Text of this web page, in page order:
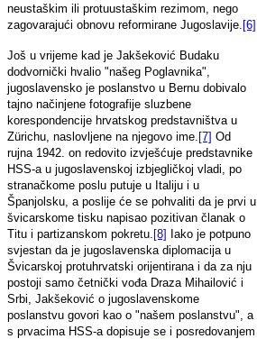
neustaškim ili protuustaškim rezimom, nego
zagovarajući obnovu reformirane Jugoslavije. [6]
Još u vrijeme kad je Jakšeković Budaku
dodvornički hvalio "našeg Poglavnika",
jugoslavensko je poslanstvo u Bernu dobivalo
tajno načinjene fotografije sluzbene
korespondencije hrvatskog predstavništva u
Zürichu, naslovljene na njegovo ime. [7] Od
rujna 1942. on redovito izvješćuje predstavnike
HSS-a u jugoslavenskoj izbjegličkoj vladi, po
stranačkome poslu putuje u Italiju i u
Španjolsku, a poslije će se pohvaliti da je prvi u
švicarskome tisku napisao pozitivan članak o
Titu i partizanskom pokretu. [8] Iako je potpuno
svjestan da je jugoslavenska diplomacija u
Švicarskoj protuhrvatski orijentirana i da za nju
postoji samo četnički vođa Draza Mihailović i
Srbi, Jakšeković o jugoslavenskome
poslanstvu govori kao o "našem poslanstvu", a
s prvacima HSS-a dopisuje se i posredovanjem